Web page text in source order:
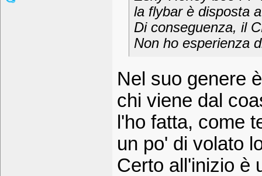
la flybar è disposta
Di conseguenza, il
Non ho esperienza
Nel suo genere
chi viene dal
l'ho fatta, come
un po' di volato
Certo all'inizio è